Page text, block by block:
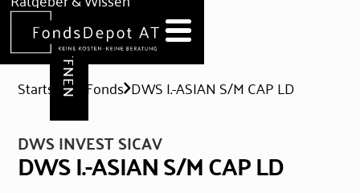
Hilfe & Formulare
DEPOT ERÖFFNEN
Startseite Fonds DWS I.-ASIAN S/M CAP LD
DWS INVEST SICAV
DWS I.-ASIAN S/M CAP LD